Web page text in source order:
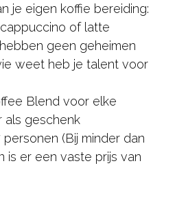
je eigen koffie bereiding:
of latte
geen geheimen
weet heb je talent voor
Blend voor elke
als geschenk
personen (Bij minder dan
is er een vaste prijs van